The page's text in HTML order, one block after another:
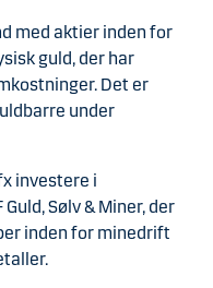
med aktier inden for
guld, der har
Det er
under
investere i
Sølv & Miner, der
inden for minedrift